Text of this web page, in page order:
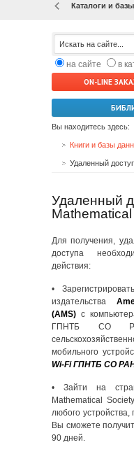
Каталоги и
на сайте
в
ON-LINE
Вы находитесь здесь:
Книги и базы
Удаленный
Удаленный
Для получения,
доступа
действия:
•
издательства
(AMS) с
ГПНТБ СО
мобильного
Wi-Fi ГПНТБ СО
• Зайти на
Mathematical
любого устройства,
Вы сможете
90 дней.